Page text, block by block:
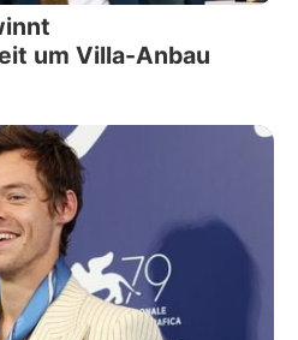
um Villa-Anbau